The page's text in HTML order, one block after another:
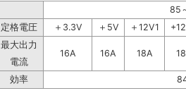
85
定格電圧 ＋3.3V ＋5V ＋12V1
最大出力
16A
16A 18A
電流
効率